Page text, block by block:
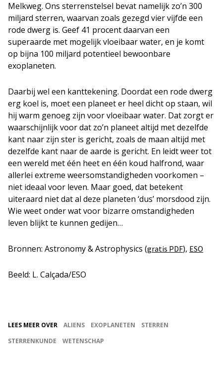
Melkweg. Ons sterrenstelsel bevat namelijk zo’n 300
miljard sterren, waarvan zoals gezegd vier vijfde een
rode dwerg is. Geef 41 procent daarvan een
superaarde met mogelijk vloeibaar water, en je komt
op bijna 100 miljard potentieel bewoonbare
exoplaneten.
Daarbij wel een kanttekening. Doordat een rode dwerg
erg koel is, moet een planeet er heel dicht op staan, wil
hij warm genoeg zijn voor vloeibaar water. Dat zorgt er
waarschijnlijk voor dat zo’n planeet altijd met dezelfde
kant naar zijn ster is gericht, zoals de maan altijd met
dezelfde kant naar de aarde is gericht. En leidt weer tot
een wereld met één heet en één koud halfrond, waar
allerlei extreme weersomstandigheden voorkomen –
niet ideaal voor leven. Maar goed, dat betekent
uiteraard niet dat al deze planeten ‘dus’ morsdood zijn.
Wie weet onder wat voor bizarre omstandigheden
leven blijkt te kunnen gedijen…
Bronnen: Astronomy & Astrophysics (gratis PDF), ESO
Beeld: L. Calçada/ESO
LEES MEER OVER ALIENS EXOPLANETEN
STERREN
STERRENKUNDE
WETENSCHAP